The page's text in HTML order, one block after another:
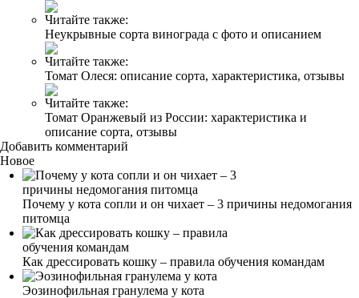
Читайте также:
Неукрывные сорта винограда с фото и описанием
Читайте также:
Томат Олеся: описание сорта, характеристика, отзывы
Читайте также:
Томат Оранжевый из России: характеристика и
описание сорта, отзывы
Добавить комментарий
Новое
Почему у кота сопли и он чихает – 3 причины недомогания
питомца
Как дрессировать кошку – правила обучения командам
Эозинофильная гранулема у кота